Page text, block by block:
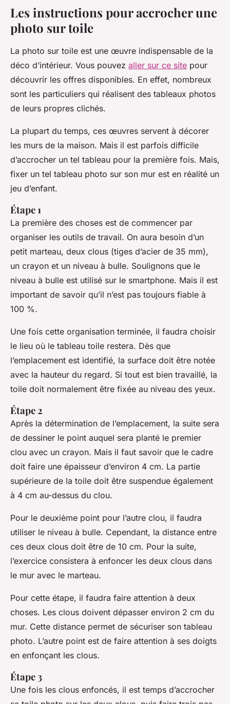
Les instructions pour accrocher une
photo sur toile
La photo sur toile est une œuvre indispensable de la
déco d’intérieur. Vous pouvez aller sur ce site pour
découvrir les offres disponibles. En effet, nombreux
sont les particuliers qui réalisent des tableaux photos
de leurs propres clichés.
La plupart du temps, ces œuvres servent à décorer
les murs de la maison. Mais il est parfois difficile
d’accrocher un tel tableau pour la première fois. Mais,
fixer un tel tableau photo sur son mur est en réalité un
jeu d’enfant.
Étape 1
La première des choses est de commencer par
organiser les outils de travail. On aura besoin d’un
petit marteau, deux clous (tiges d’acier de 35 mm),
un crayon et un niveau à bulle. Soulignons que le
niveau à bulle est utilisé sur le smartphone. Mais il est
important de savoir qu’il n’est pas toujours fiable à
100 %.
Une fois cette organisation terminée, il faudra choisir
le lieu où le tableau toile restera. Dès que
l’emplacement est identifié, la surface doit être notée
avec la hauteur du regard. Si tout est bien travaillé, la
toile doit normalement être fixée au niveau des yeux.
Étape 2
Après la détermination de l’emplacement, la suite sera
de dessiner le point auquel sera planté le premier
clou avec un crayon. Mais il faut savoir que le cadre
doit faire une épaisseur d’environ 4 cm. La partie
supérieure de la toile doit être suspendue également
à 4 cm au-dessus du clou.
Pour le deuxième point pour l’autre clou, il faudra
utiliser le niveau à bulle. Cependant, la distance entre
ces deux clous doit être de 10 cm. Pour la suite,
l’exercice consistera à enfoncer les deux clous dans
le mur avec le marteau.
Pour cette étape, il faudra faire attention à deux
choses. Les clous doivent dépasser environ 2 cm du
mur. Cette distance permet de sécuriser son tableau
photo. L’autre point est de faire attention à ses doigts
en enfonçant les clous.
Étape 3
Une fois les clous enfoncés, il est temps d’accrocher